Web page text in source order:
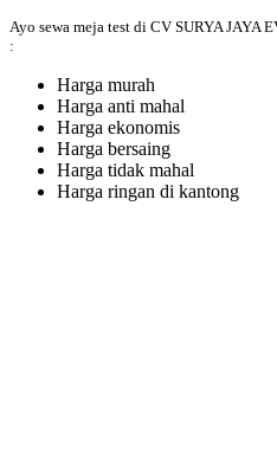
Ayo sewa meja test di CV SURYA JAYA
:
Harga murah
Harga anti mahal
Harga ekonomis
Harga bersaing
Harga tidak mahal
Harga ringan di kantong